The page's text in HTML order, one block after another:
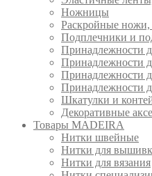
Ножницы
Раскройные ножи,
Подплечники и
Принадлежности
Принадлежности
Принадлежности
Принадлежности
Шкатулки и
Декоративные
Товары MADEIRA
Нитки швейные
Нитки для
Нитки для вязания